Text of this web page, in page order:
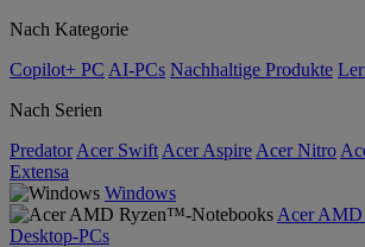
Nach Kategorie
Copilot+ PC AI-PCs Nachhaltige Produkte
Nach Serien
Predator Acer Swift Acer Aspire Acer Nitro
Extensa
Windows
Acer
Desktop-PCs